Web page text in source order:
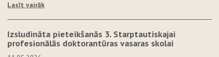
Lasīt vairāk
Izsludināta pieteikšanās 3. Starptautiskajai
profesionālās doktorantūras vasaras skolai